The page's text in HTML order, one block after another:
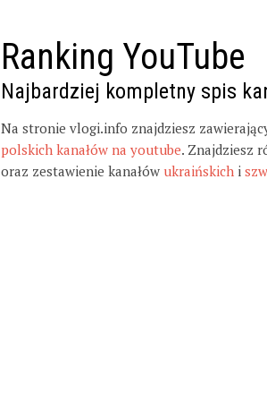
Ranking YouTube
Najbardziej kompletny spis
Na stronie vlogi.info znajdziesz
polskich kanałów na youtube. Znajdziesz
oraz zestawienie kanałów ukraińskich i